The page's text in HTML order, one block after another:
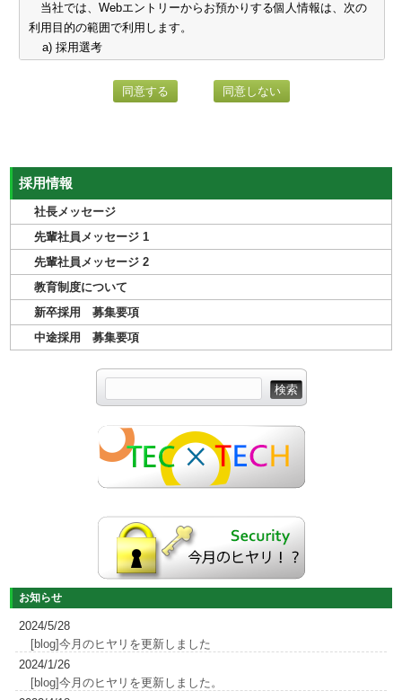
当社では、Webエントリーからお預かりする個人情報は、次の
利用目的の範囲で利用します。
a) 採用選考
だくものとします。
a) 法令に基づく場合
b) 人の生命、身体又は財産の保護のために必要がある場合であ
って、本人の同意を得ることが困難であるとき
c) 公衆衛生の向上又は児童の健全な育成の推進のために特に必
要がある場合であって、本人の同意を得ることが困難であると
き
d) 国の機関若しくは地方公共団体又はその委託を受けた者が法
令の定める事務を遂行することに対して協力する必要がある場
合であって、本人の同意を得ることによって当該事務の遂行に
(4) 個人情報の適正管理について
個人情報の漏えい、滅失又はき損を防止する個人情報保護策を
講じ、実施し、不具合を発見した場合は速やかに是正いたしま
(5) 第三者への委託について
当社では、採用選考（適正テスト実施）にあたり、筆記試験・
適正検査を採点・評価のために応募者の個人情報を外部の会社に
委託いたします。なお、外部の会社との連絡手段は、文書または
該当する場合を除き、個人情報を第三者へ提供いたしません。
・ご本人の同意をいただいている場合
・法令に基づく場合
採用情報
社長メッセージ
先輩社員メッセージ 1
先輩社員メッセージ 2
教育制度について
新卒採用 募集要項
中途採用 募集要項
お知らせ
2024/5/28
[blog]今月のヒヤリを更新しました
2024/1/26
[blog]今月のヒヤリを更新しました。